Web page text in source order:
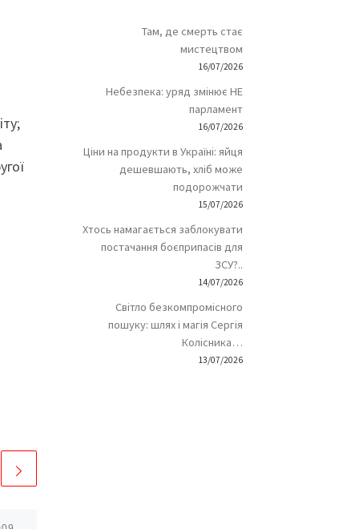
Там, де смерть стає
мистецтвом
16/07/2026
Небезпека: уряд змінює НЕ
парламент
16/07/2026
Ціни на продукти в Україні: яйця
дешевшають, хліб може
подорожчати
15/07/2026
Хтось намагається заблокувати
постачання боєприпасів для
ЗСУ?..
14/07/2026
Світло безкомпромісного
пошуку: шлях і магія Сергія
Колісника…
13/07/2026